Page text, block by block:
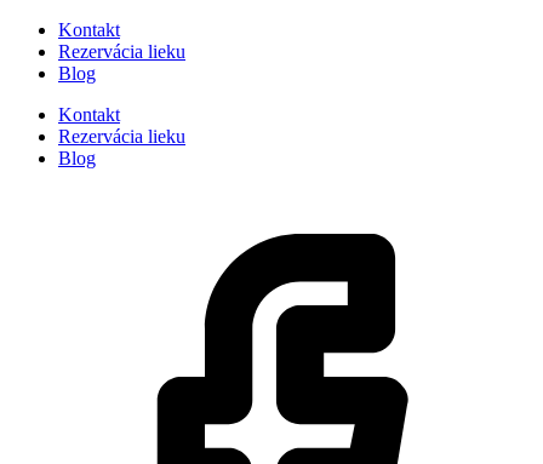
Kontakt
Rezervácia lieku
Blog
Kontakt
Rezervácia lieku
Blog